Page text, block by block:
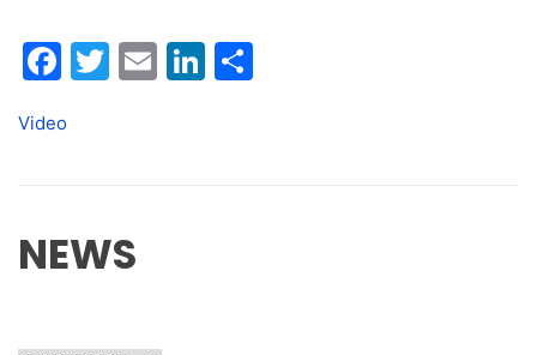
Facebook
Twitter
EmailLinkedIn
Video
NEWS